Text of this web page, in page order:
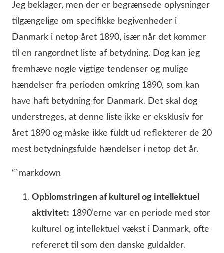
Jeg beklager, men der er begrænsede oplysninger
tilgængelige om specifikke begivenheder i
Danmark i netop året 1890, især når det kommer
til en rangordnet liste af betydning. Dog kan jeg
fremhæve nogle vigtige tendenser og mulige
hændelser fra perioden omkring 1890, som kan
have haft betydning for Danmark. Det skal dog
understreges, at denne liste ikke er eksklusiv for
året 1890 og måske ikke fuldt ud reflekterer de 20
mest betydningsfulde hændelser i netop det år.
“`markdown
Opblomstringen af kulturel og intellektuel
aktivitet: 1890’erne var en periode med stor
kulturel og intellektuel vækst i Danmark, ofte
refereret til som den danske guldalder.